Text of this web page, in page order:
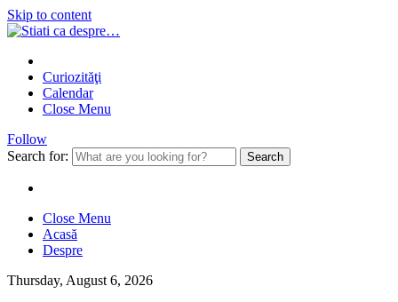
Skip to content
Curiozităţi
Calendar
Close Menu
Follow
Search for:
Close Menu
Acasă
Despre
Thursday, August 6, 2026